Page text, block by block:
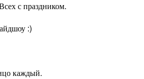
с праздником.
:)
каждый.